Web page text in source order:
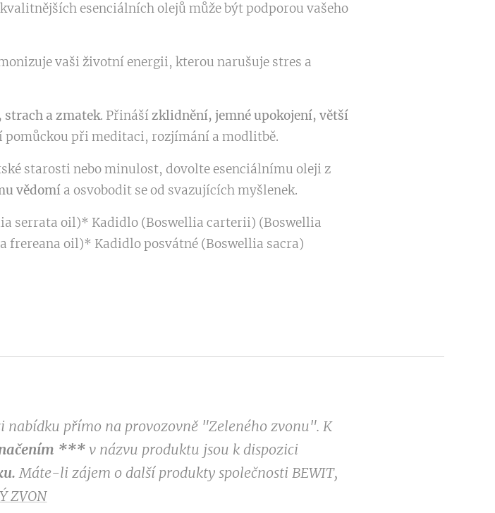
esenciálních olejů může být podporou vašeho
vaši životní energii, kterou narušuje stres a
strach a zmatek. Přináší zklidnění, jemné upokojení, větší
pomůckou při meditaci, rozjímání a modlitbě.
starosti nebo minulost, dovolte esenciálnímu oleji z
vědomía osvobodit se od svazujících myšlenek.
serrata oil)* Kadidlo (Boswellia carterii) (Boswellia
oil)* Kadidlo posvátné (Boswellia sacra)
nabídku přímo na provozovně "Zeleného zvonu". K
***v názvu produktu jsou k dispozici
Máte-li zájem o další produkty společnosti BEWIT,
ZVON